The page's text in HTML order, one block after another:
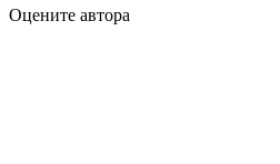
Оцените автора